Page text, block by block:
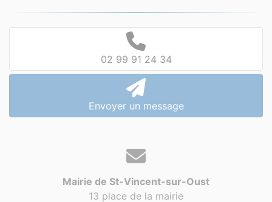
02 99 91 24 34
Envoyer un message
Mairie de St-Vincent-sur-Oust
13 place de la mairie